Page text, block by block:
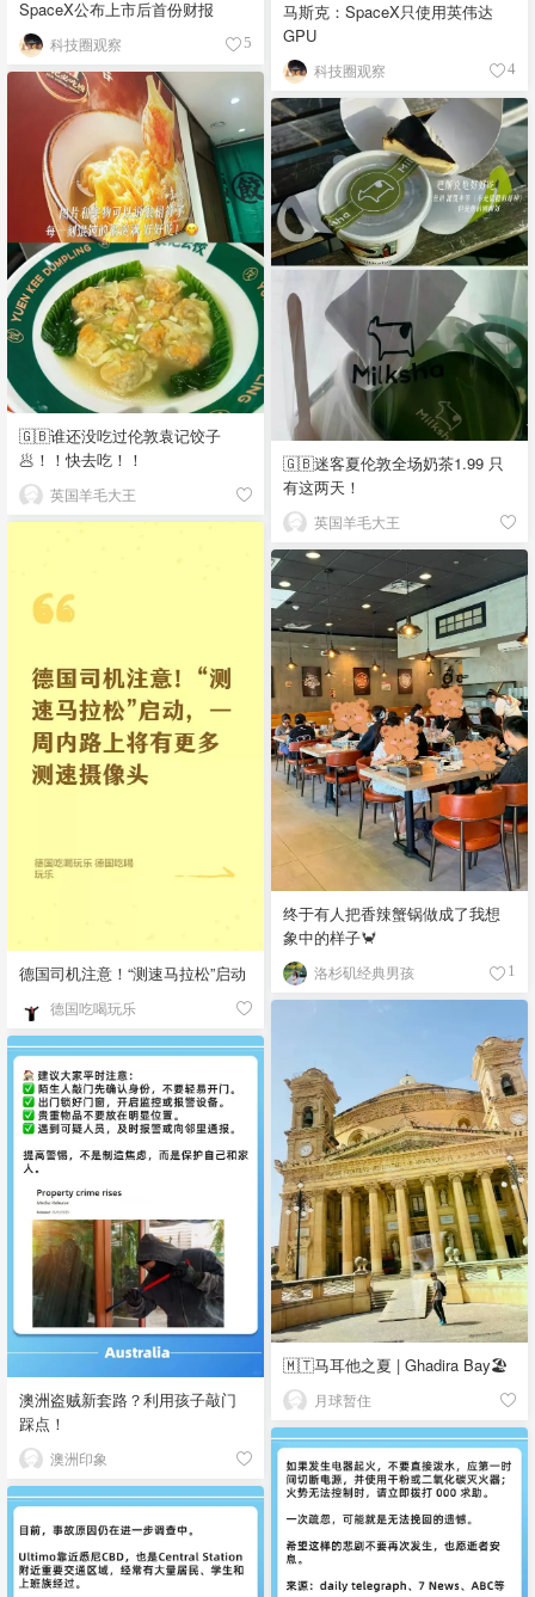
SpaceX公布上市后首份财报
科技圈观察 5
马斯克：SpaceX只使用英伟达
GPU
科技圈观察 4
🇬🇧谁还没吃过伦敦袁记饺子
🥟！！快去吃！！
英国羊毛大王
🇬🇧迷客夏伦敦全场奶茶1.99 只
有这两天！
英国羊毛大王
德国司机注意！“测速马拉松”启动
德国吃喝玩乐
终于有人把香辣蟹锅做成了我想
象中的样子🦀
洛杉矶经典男孩 1
🇲🇹马耳他之夏 | Ghadira Bay🏖️
月球暂住
澳洲盗贼新套路？利用孩子敲门
踩点！
澳洲印象